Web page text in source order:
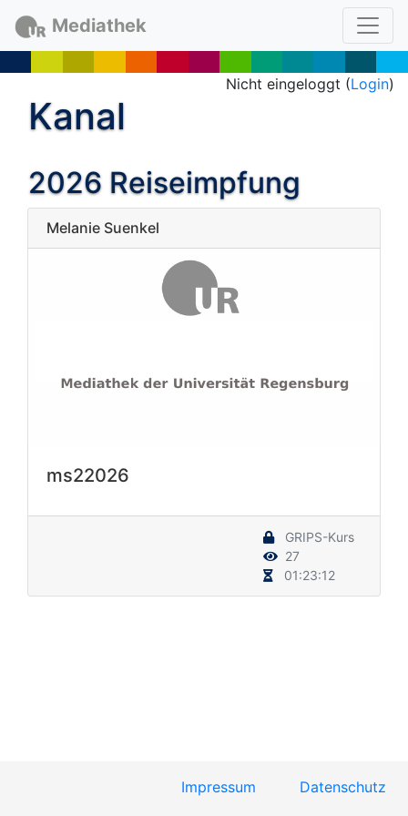
Mediathek
Nicht eingeloggt (Login)
Kanal
2026 Reiseimpfung
Melanie Suenkel
ms22026
GRIPS-Kurs
27
01:23:12
Impressum Datenschutz